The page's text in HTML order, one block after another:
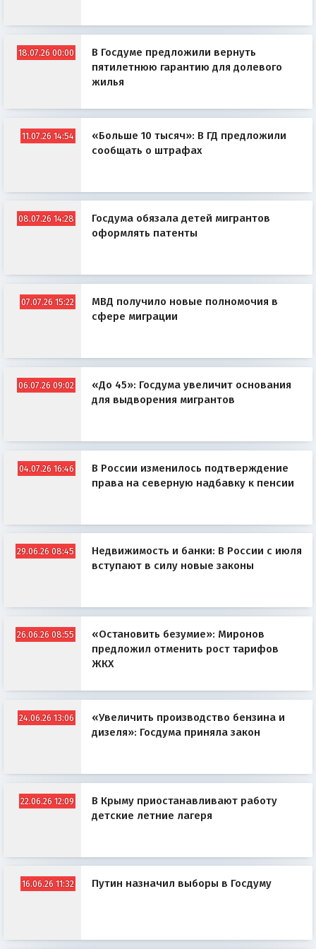
18.07.26 00:00
В Госдуме предложили вернуть
пятилетнюю гарантию для долевого
жилья
11.07.26 14:54
«Больше 10 тысяч»: В ГД предложили
сообщать о штрафах
08.07.26 14:28
Госдума обязала детей мигрантов
оформлять патенты
07.07.26 15:22
МВД получило новые полномочия в
сфере миграции
06.07.26 09:02
«До 45»: Госдума увеличит основания
для выдворения мигрантов
04.07.26 16:46
В России изменилось подтверждение
права на северную надбавку к пенсии
29.06.26 08:45
Недвижимость и банки: В России с июля
вступают в силу новые законы
26.06.26 08:55
«Остановить безумие»: Миронов
предложил отменить рост тарифов
ЖКХ
24.06.26 13:06
«Увеличить производство бензина и
дизеля»: Госдума приняла закон
22.06.26 12:09
В Крыму приостанавливают работу
детские летние лагеря
16.06.26 11:32 Путин назначил выборы в Госдуму